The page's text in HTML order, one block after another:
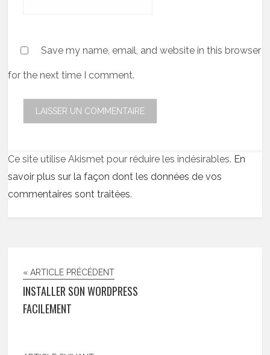
Save my name, email, and website in this browser
for the next time I comment.
Ce site utilise Akismet pour réduire les indésirables. En
savoir plus sur la façon dont les données de vos
commentaires sont traitées.
« ARTICLE PRÉCÉDENT
INSTALLER SON WORDPRESS
FACILEMENT